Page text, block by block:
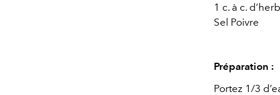
1 c. à c.
Sel Poivre
Préparation :
Portez 1/3